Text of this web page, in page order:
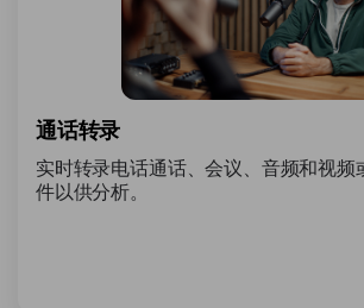
通话转录
实时转录电话通话、会议、音频和视频
件以供分析。